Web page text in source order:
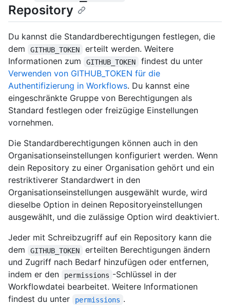
Repository
Du kannst die Standardberechtigungen festlegen, die
dem
GITHUB_TOKEN
erteilt werden. Weitere
Informationen zum
GITHUB_TOKEN
findest du unter
Verwenden von GITHUB_TOKEN für die
Authentifizierung in Workflows. Du kannst eine
eingeschränkte Gruppe von Berechtigungen als
Standard festlegen oder freizügige Einstellungen
vornehmen.
Die Standardberechtigungen können auch in den
Organisationseinstellungen konfiguriert werden. Wenn
dein Repository zu einer Organisation gehört und ein
restriktiverer Standardwert in den
Organisationseinstellungen ausgewählt wurde, wird
dieselbe Option in deinen Repositoryeinstellungen
ausgewählt, und die zulässige Option wird deaktiviert.
Jeder mit Schreibzugriff auf ein Repository kann die
dem
GITHUB_TOKEN
erteilten Berechtigungen ändern
und Zugriff nach Bedarf hinzufügen oder entfernen,
indem er den
permissions -Schlüssel in der
Workflowdatei bearbeitet. Weitere Informationen
findest du unter
permissions .